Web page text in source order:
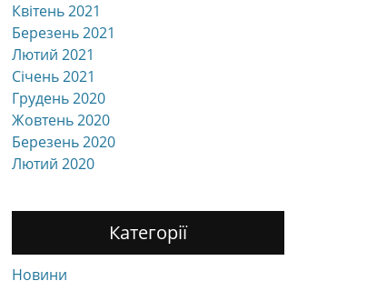
Квітень 2021
Березень 2021
Лютий 2021
Січень 2021
Грудень 2020
Жовтень 2020
Березень 2020
Лютий 2020
Категорії
Новини